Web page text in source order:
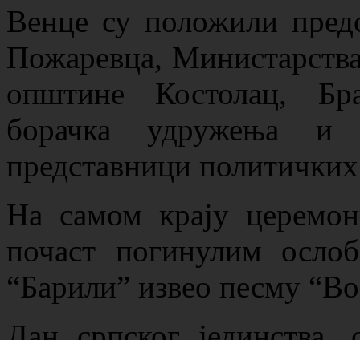
Венце су положили
Пожаревца,
општине Костолац,
борачка удружења
представници
На самом крају
почаст погинулим
“Барили” извео песму